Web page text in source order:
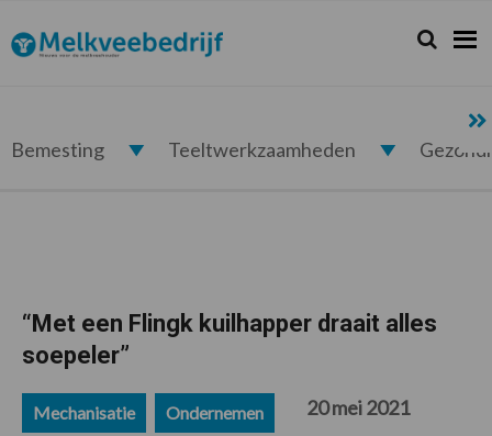
de
hoofdnavigatie
de
hoofd
de
eerste
de
voettekst
Melkveebedrijf.nl Zoeken...
Zoek
Bemesting Teeltwerkzaamheden
“Met een Flingk kuilhapper draait alles
soepeler”
Mechanisatie Ondernemen 20 mei 2021